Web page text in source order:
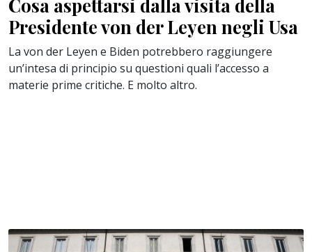
Cosa aspettarsi dalla visita della
Presidente von der Leyen negli Usa
La von der Leyen e Biden potrebbero raggiungere
un’intesa di principio su questioni quali l’accesso a
materie prime critiche. E molto altro.